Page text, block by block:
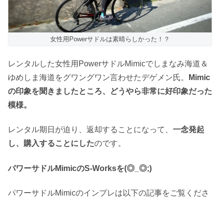
女性用Powerサドルは素晴らしかった！？
レンタルした女性用PowerサドルMimicでしまなみ海道＆
ゆめしま海道をグワングワン言わせたデゲメン氏。
Mimic
の印象を聞きましたところ、どうやら非常に好印象だった
模様。
レンタル期日が迫り、返却することになって、 一念発起
し、購入することにしたのです。
パワーサドルMimicのS-Worksを(◎_◎;)
パワーサドルMimicのインプレは以下の記事をご覧くださ